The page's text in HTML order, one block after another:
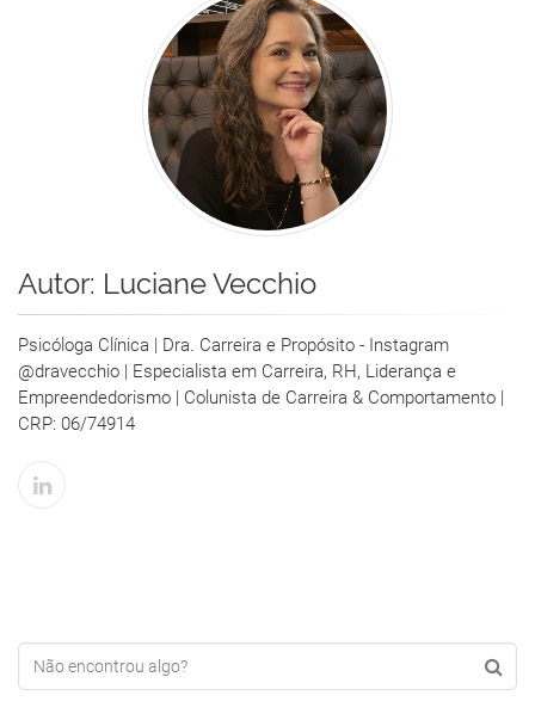
Autor: Luciane Vecchio
Psicóloga Clínica | Dra. Carreira e Propósito - Instagram
@dravecchio | Especialista em Carreira, RH, Liderança e
Empreendedorismo | Colunista de Carreira & Comportamento |
CRP: 06/74914